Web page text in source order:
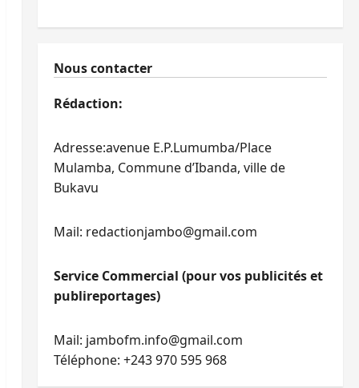
Nous contacter
Rédaction:
Adresse:avenue E.P.Lumumba/Place
Mulamba, Commune d’Ibanda, ville de
Bukavu
Mail: redactionjambo@gmail.com
Service Commercial (pour vos publicités et
publireportages)
Mail: jambofm.info@gmail.com
Téléphone: +243 970 595 968